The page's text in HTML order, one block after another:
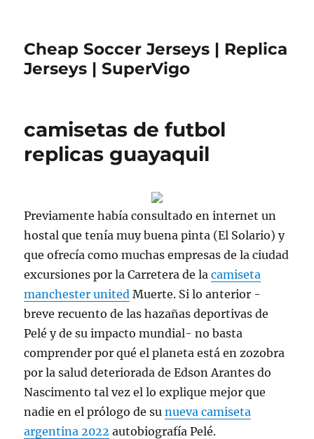
Cheap Soccer Jerseys | Replica
Jerseys | SuperVigo
camisetas de futbol
replicas guayaquil
Previamente había consultado en internet un
hostal que tenía muy buena pinta (El Solario) y
que ofrecía como muchas empresas de la ciudad
excursiones por la Carretera de lacamiseta
manchester united Muerte. Si lo anterior -
breve recuento de las hazañas deportivas de
Pelé y de su impacto mundial- no basta
comprender por qué el planeta está en zozobra
por la salud deteriorada de Edson Arantes do
Nascimento tal vez el lo explique mejor que
nadie en el prólogo de sunueva camiseta
argentina 2022 autobiografía Pelé.